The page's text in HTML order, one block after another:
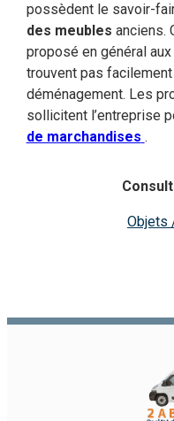
possèdent le savoir-
des meubles anciens.
proposé en général
trouvent pas facilement
déménagement. Les
sollicitent l’entreprise
de marchandises .
Objets